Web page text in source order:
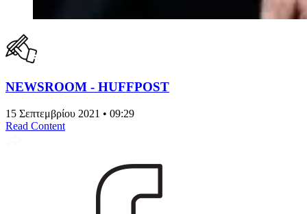
NEWSROOM - HUFFPOST
15 Σεπτεμβρίου 2021 • 09:29
Read Content